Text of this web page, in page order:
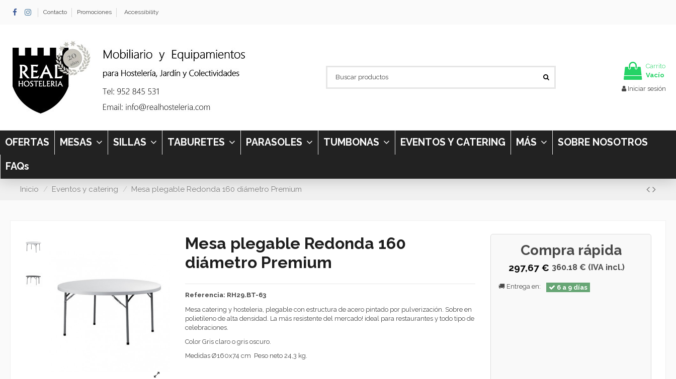
Contacto Promociones Accessibility
Carrito
Vacío
Iniciar sesión
OFERTAS MESAS SILLAS TABURETES PARASOLES TUMBONAS EVENTOS Y CATERING MÁS SOBRE NOSOTROS
FAQs
Inicio Eventos y catering Mesa plegable Redonda 160 diámetro Premium
Mesa plegable Redonda 160
diámetro Premium
Referencia: RH29.BT-63
Mesa catering y hosteleria, plegable con estructura de acero pintado por pulverización. Sobre en
polietileno de alta densidad. La más resistente del mercado! ideal para restaurantes y todo tipo de
celebraciones.
Color Gris claro o gris oscuro.
Medidas Ø160x74 cm Peso neto 24,3 kg.
Compra rápida
297,67 € 360.18 € (IVA incl.)
🚚 Entrega en: 6 a 9 días